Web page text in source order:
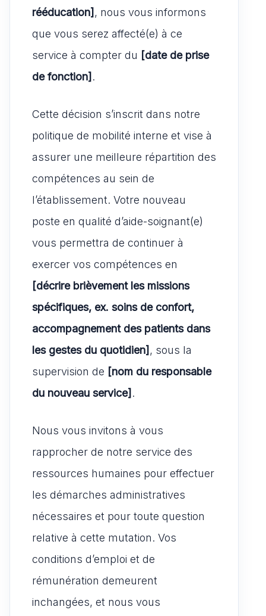
rééducation] , nous vous informons
que vous serez affecté(e) à ce
service à compter du [date de prise
de fonction] .
Cette décision s’inscrit dans notre
politique de mobilité interne et vise à
assurer une meilleure répartition des
compétences au sein de
l’établissement. Votre nouveau
poste en qualité d’aide-soignant(e)
vous permettra de continuer à
exercer vos compétences en
[décrire brièvement les missions
spécifiques, ex. soins de confort,
accompagnement des patients dans
les gestes du quotidien] , sous la
supervision de [nom du responsable
du nouveau service] .
Nous vous invitons à vous
rapprocher de notre service des
ressources humaines pour effectuer
les démarches administratives
nécessaires et pour toute question
relative à cette mutation. Vos
conditions d’emploi et de
rémunération demeurent
inchangées, et nous vous